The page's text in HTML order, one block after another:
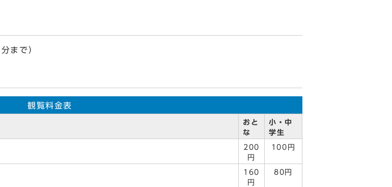
まで）
観覧料金表
おと
な
小・中
学生
200
円
100円
160
円
80円